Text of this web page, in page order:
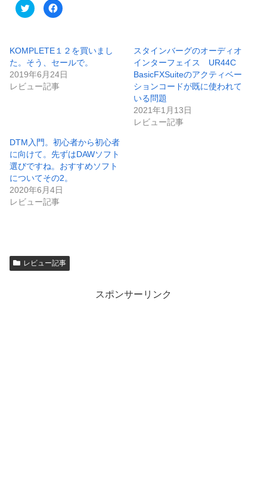
ク
リ
T
w
i
t
t
e
r
い
ウ
ィ
ン
ド
ウ
で
開
き
ま
F
a
o
k
で
共
有
す
し
て
く
だ
さ
い
(
新
し
い
開
き
ま
KOMPLETE１２を買いまし
た。そう、セールで。
2019年6月24日
レビュー記事
スタインバーグのオーディオ
インターフェイス UR44C
BasicFXSuiteのアクティベー
ションコードが既に使われて
いる問題
2021年1月13日
レビュー記事
DTM入門。初心者から初心者
に向けて。先ずはDAWソフト
選びですね。おすすめソフト
についてその2。
2020年6月4日
レビュー記事
レビュー記事
スポンサーリンク